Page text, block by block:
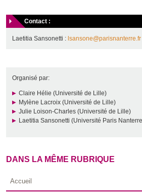
Contact :
Laetitia Sansonetti : lsansone@parisnanterre.fr
Organisé par:
Claire Hélie (Université de Lille)
Mylène Lacroix (Université de Lille)
Julie Loison-Charles (Université de Lille)
Laetitia Sansonetti (Université Paris
DANS LA MÊME RUBRIQUE
Accueil